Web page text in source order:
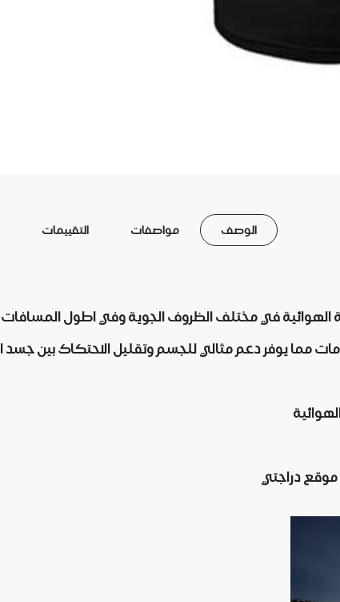
الوصف مواصفات التقييمات
الهوائية في مختلف الظروف الجوية وفي اطول المسافات
يوفر دعم مثالي للجسم وتقليل الاحتكاك بين جسد